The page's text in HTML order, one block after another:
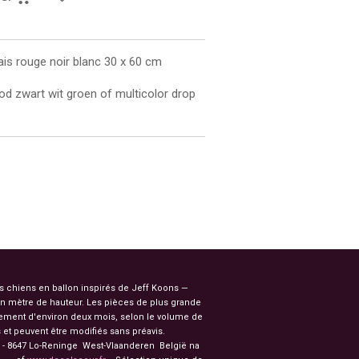
rouge noir blanc 30 x 60 cm
zwart wit groen of multicolor drop
chiens en ballon inspirés de Jeff Koons —
mètre de hauteur. Les pièces de plus grande
d'environ deux mois, selon le volume de
peuvent être modifiés sans préavis.
- 8647 Lo-Reninge West-Vlaanderen België na